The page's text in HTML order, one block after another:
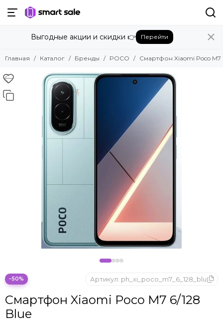
Назад
Бренды
Amazon
Apple
Bose
ONYX BOOX
Oukitel
Pico
Выгодные акции и скидки 👉 Перейти
Главная Каталог Бренды POCO Смартфон Xiaomi Poco M7
−50%
Смартфон Xiaomi Poco M7 6/128
Blue
Артикул: ph_xi_poco_m7_6_128_blu